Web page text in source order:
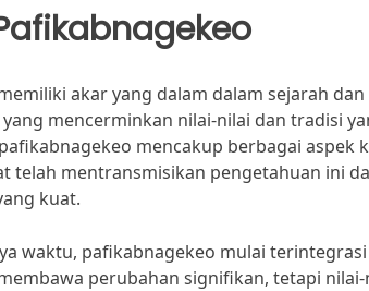
akar yang dalam dalam sejarah
mencerminkan nilai-nilai dan tradisi
mencakup berbagai
telah mentransmisikan pengetahuan ini
kuat.
waktu, pafikabnagekeo mulai
perubahan signifikan, tetapi